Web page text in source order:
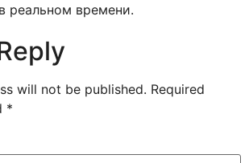
реальном времени.
will not be published. Required
*